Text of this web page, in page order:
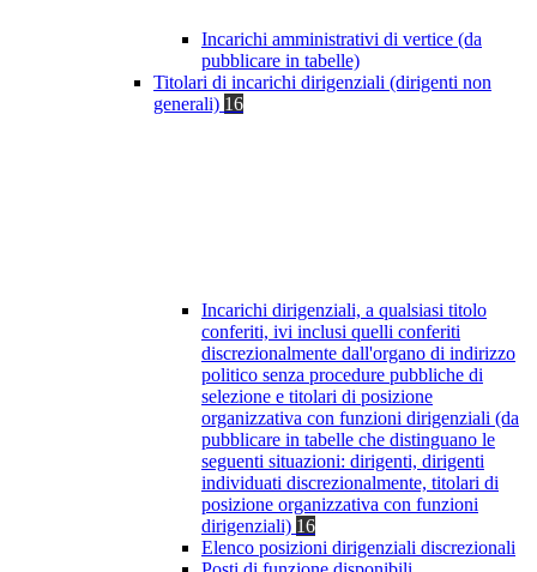
Incarichi amministrativi di vertice (da
pubblicare in tabelle)
Titolari di incarichi dirigenziali (dirigenti non
generali) 16
Incarichi dirigenziali, a qualsiasi titolo
conferiti, ivi inclusi quelli conferiti
discrezionalmente dall'organo di indirizzo
politico senza procedure pubbliche di
selezione e titolari di posizione
organizzativa con funzioni dirigenziali (da
pubblicare in tabelle che distinguano le
seguenti situazioni: dirigenti, dirigenti
individuati discrezionalmente, titolari di
posizione organizzativa con funzioni
dirigenziali) 16
Elenco posizioni dirigenziali discrezionali